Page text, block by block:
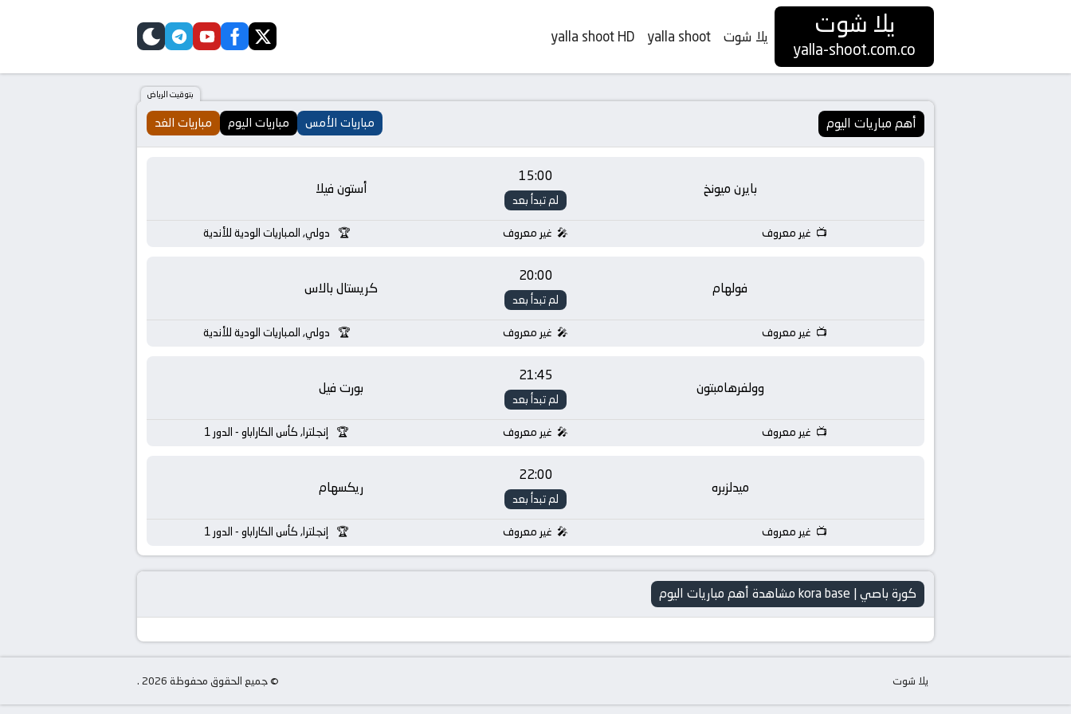
يلا شوت
yalla-shoot.com.co
يلا شوت yalla shoot
yalla shoot HD
twitter
facebook
youtube
telegram
skin
بتوقيت الرياض
أهم مباريات اليوم مباريات الأمس مباريات اليوم مباريات الغد
بايرن ميونخ
15:00
لم تبدأ بعد
أستون فيلا
غير معروف غير معروف دولي, المباريات الودية للأندية
فولهام
20:00
لم تبدأ بعد
كريستال بالاس
غير معروف غير معروف دولي, المباريات الودية للأندية
وولفرهامبتون
21:45
لم تبدأ بعد
بورت فيل
غير معروف غير معروف إنجلترا, كأس الكاراباو - الدور 1
ميدلزبره
22:00
لم تبدأ بعد
ريكسهام
غير معروف غير معروف إنجلترا, كأس الكاراباو - الدور 1
كورة باصي | kora base مشاهدة أهم مباريات اليوم
يلا شوت © جميع الحقوق محفوظة 2026 .